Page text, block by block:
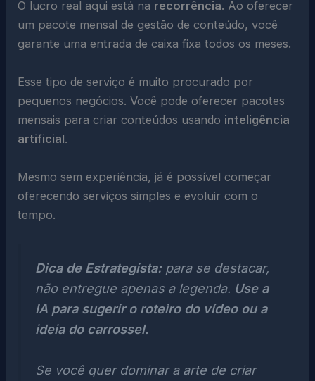
O lucro real aqui está na recorrência. Ao oferecer
um pacote mensal de gestão de conteúdo, você
garante uma entrada de caixa fixa todos os meses.
Esse tipo de serviço é muito procurado por
pequenos negócios. Você pode oferecer pacotes
mensais para criar conteúdos usando inteligência
artificial.
Mesmo sem experiência, já é possível começar
oferecendo serviços simples e evoluir com o
tempo.
Dica de Estrategista:para se destacar,
não entregue apenas a legenda. Use a
IA para sugerir o roteiro do vídeo ou a
ideia do carrossel.
Se você quer dominar a arte de criar